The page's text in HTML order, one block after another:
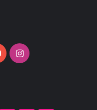
YouTubeInstagram